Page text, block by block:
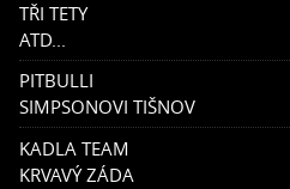
TŘI TETY
ATD...
PITBULLI
SIMPSONOVI TIŠNOV
KADLA TEAM
KRVAVÝ ZÁDA